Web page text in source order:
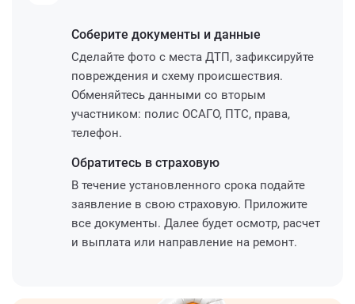
Соберите документы и данные
Сделайте фото с места ДТП, зафиксируйте
повреждения и схему происшествия.
Обменяйтесь данными со вторым
участником: полис ОСАГО, ПТС, права,
телефон.
Обратитесь в страховую
В течение установленного срока подайте
заявление в свою страховую. Приложите
все документы. Далее будет осмотр, расчет
и выплата или направление на ремонт.